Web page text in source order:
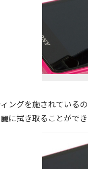
ングを施されている
に拭き取ることができ